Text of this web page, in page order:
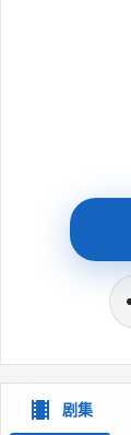
亡，明孝宗中
剧集